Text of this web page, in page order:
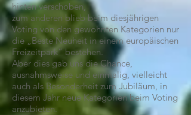
hinten verschoben,
zum anderen blieb beim diesjährigen
Voting von den gewohnten Kategorien nur
die „Beste Neuheit in einem europäischen
Freizeitpark“ bestehen.
Aber dies gab uns die Chance,
ausnahmsweise und einmalig, vielleicht
auch als Besonderheit zum Jubiläum, in
diesem Jahr neue Kategorien beim Voting
anzubieten.